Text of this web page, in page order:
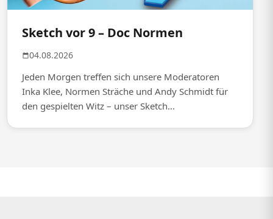
Sketch vor 9 – Doc Normen
04.08.2026
Jeden Morgen treffen sich unsere Moderatoren
Inka Klee, Normen Sträche und Andy Schmidt für
den gespielten Witz – unser Sketch...